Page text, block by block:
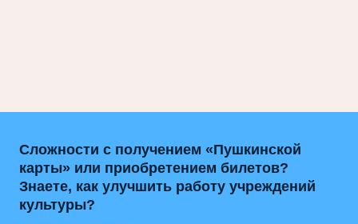
Сложности с получением «Пушкинской
карты» или приобретением билетов?
Знаете, как улучшить работу учреждений
культуры?